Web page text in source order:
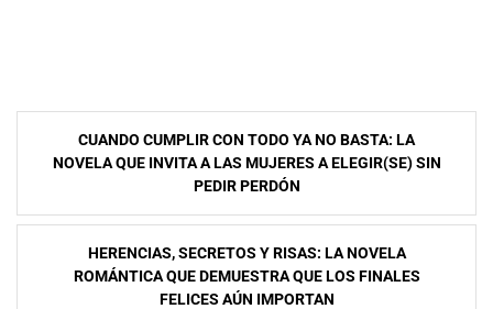
Navegación
entradas
CUANDO CUMPLIR CON TODO YA NO BASTA: LA
NOVELA QUE INVITA A LAS MUJERES A ELEGIR(SE) SIN
PEDIR PERDÓN
HERENCIAS, SECRETOS Y RISAS: LA NOVELA
ROMÁNTICA QUE DEMUESTRA QUE LOS FINALES
FELICES AÚN IMPORTAN